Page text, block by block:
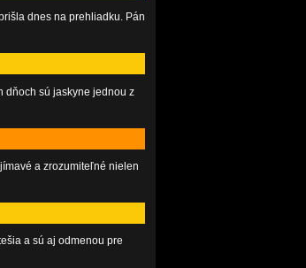
dnes na prehliadku. Pán
dňoch sú jaskyne jednou z
a zrozumiteľné nielen
a sú aj odmenou pre